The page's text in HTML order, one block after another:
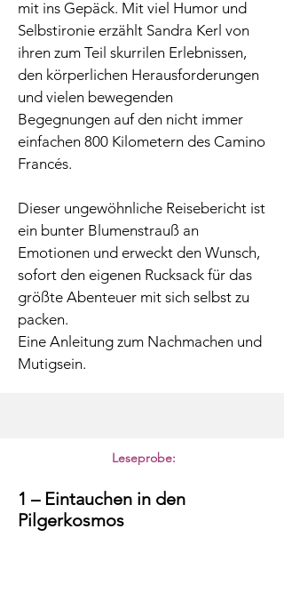
mit ins Gepäck. Mit viel Humor und
Selbstironie erzählt Sandra Kerl von
ihren zum Teil skurrilen Erlebnissen,
den körperlichen Herausforderungen
und vielen bewegenden
Begegnungen auf den nicht immer
einfachen 800 Kilometern des Camino
Francés.
Dieser ungewöhnliche Reisebericht ist
ein bunter Blumenstrauß an
Emotionen und erweckt den Wunsch,
sofort den eigenen Rucksack für das
größte Abenteuer mit sich selbst zu
packen.
Eine Anleitung zum Nachmachen und
Mutigsein.
Leseprobe:
1 – Eintauchen in den
Pilgerkosmos